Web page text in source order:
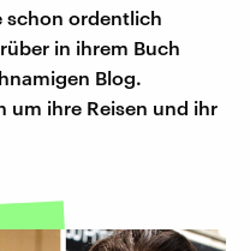
schon ordentlich
in ihrem Buch
Blog.
um ihre Reisen und ihr